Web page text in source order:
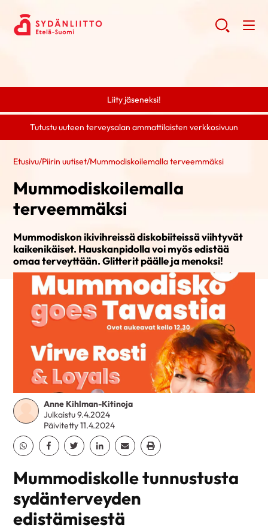
Liity jäseneksi!
Tutustu uuteen terveysalan ammattilaisten verkkosivuun
Etusivu/Piirin uutiset/Mummodiskoilemalla terveemmäksi
Mummodiskoilemalla
terveemmäksi
Mummodiskon ikivihreissä diskobiiteissä viihtyvät
kaikenikäiset. Hauskanpidolla voi myös edistää
omaa terveyttään. Glitterit päälle ja menoksi!
Anne Kihlman-Kitinoja
Julkaistu 9.4.2024
Päivitetty 11.4.2024
Jaa Whatsapp
Jaa Facebook
Jaa TwitterJaa Linkedin
Jaa EmailJaa Print
Mummodiskolle tunnustusta
sydänterveyden
edistämisestä